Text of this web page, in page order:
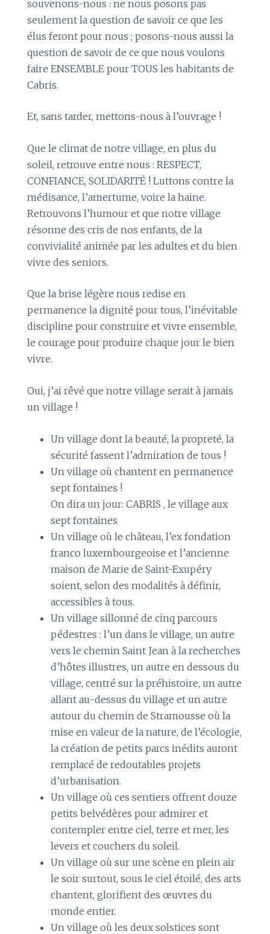
souvenons-nous : ne nous posons pas
seulement la question de savoir ce que les
élus feront pour nous ; posons-nous aussi la
question de savoir de ce que nous voulons
faire ENSEMBLE pour TOUS les habitants de
Cabris.
Et, sans tarder, mettons-nous à l’ouvrage !
Que le climat de notre village, en plus du
soleil, retrouve entre nous : RESPECT,
CONFIANCE, SOLIDARITÉ ! Luttons contre la
médisance, l’amertume, voire la haine.
Retrouvons l’humour et que notre village
résonne des cris de nos enfants, de la
convivialité animée par les adultes et du bien
vivre des seniors.
Que la brise légère nous redise en
permanence la dignité pour tous, l’inévitable
discipline pour construire et vivre ensemble,
le courage pour produire chaque jour le bien
vivre.
Oui, j’ai rêvé que notre village serait à jamais
un village !
Un village dont la beauté, la propreté, la
sécurité fassent l’admiration de tous !
Un village où chantent en permanence
sept fontaines !
On dira un jour: CABRIS , le village aux
sept fontaines
Un village où le château, l’ex fondation
franco luxembourgeoise et l’ancienne
maison de Marie de Saint-Exupéry
soient, selon des modalités à définir,
accessibles à tous.
Un village sillonné de cinq parcours
pédestres : l’un dans le village, un autre
vers le chemin Saint Jean à la recherches
d’hôtes illustres, un autre en dessous du
village, centré sur la préhistoire, un autre
allant au-dessus du village et un autre
autour du chemin de Stramousse où la
mise en valeur de la nature, de l’écologie,
la création de petits parcs inédits auront
remplacé de redoutables projets
d’urbanisation.
Un village où ces sentiers offrent douze
petits belvédères pour admirer et
contempler entre ciel, terre et mer, les
levers et couchers du soleil.
Un village où sur une scène en plein air
le soir surtout, sous le ciel étoilé, des arts
chantent, glorifient des œuvres du
monde entier.
Un village où les deux solstices sont